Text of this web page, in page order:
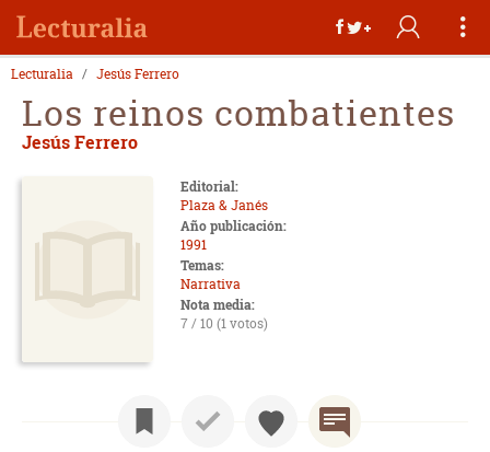
Lecturalia Jesús Ferrero
Los reinos combatientes
Jesús Ferrero
Editorial:
Plaza & Janés
Año publicación:
1991
Temas:
Narrativa
Nota media:
7 / 10 (1 votos)